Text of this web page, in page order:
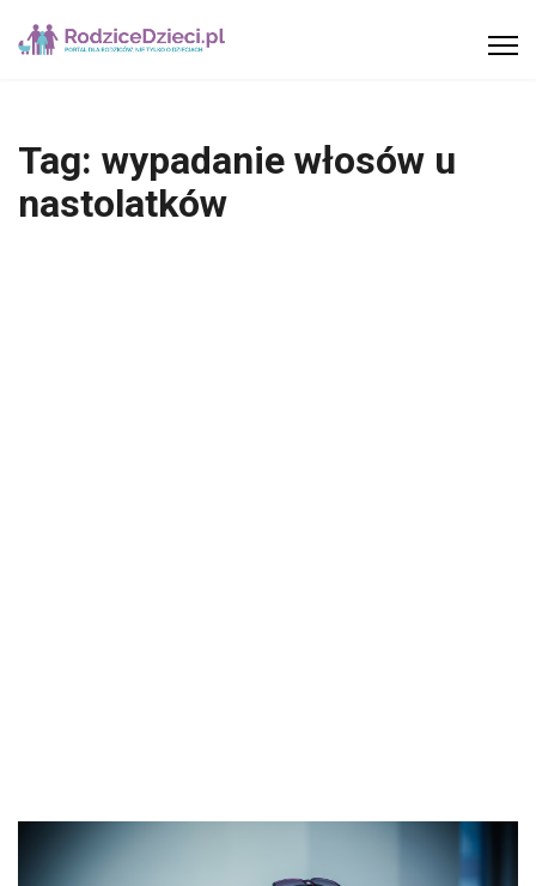
Tag: wypadanie włosów u
nastolatków